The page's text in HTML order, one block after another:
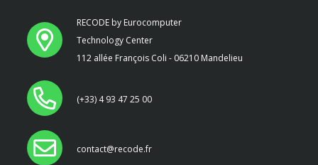
RECODE by Eurocomputer
Technology Center
112 allée François Coli - 06210 Mandelieu
(+33) 4 93 47 25 00
contact@recode.fr